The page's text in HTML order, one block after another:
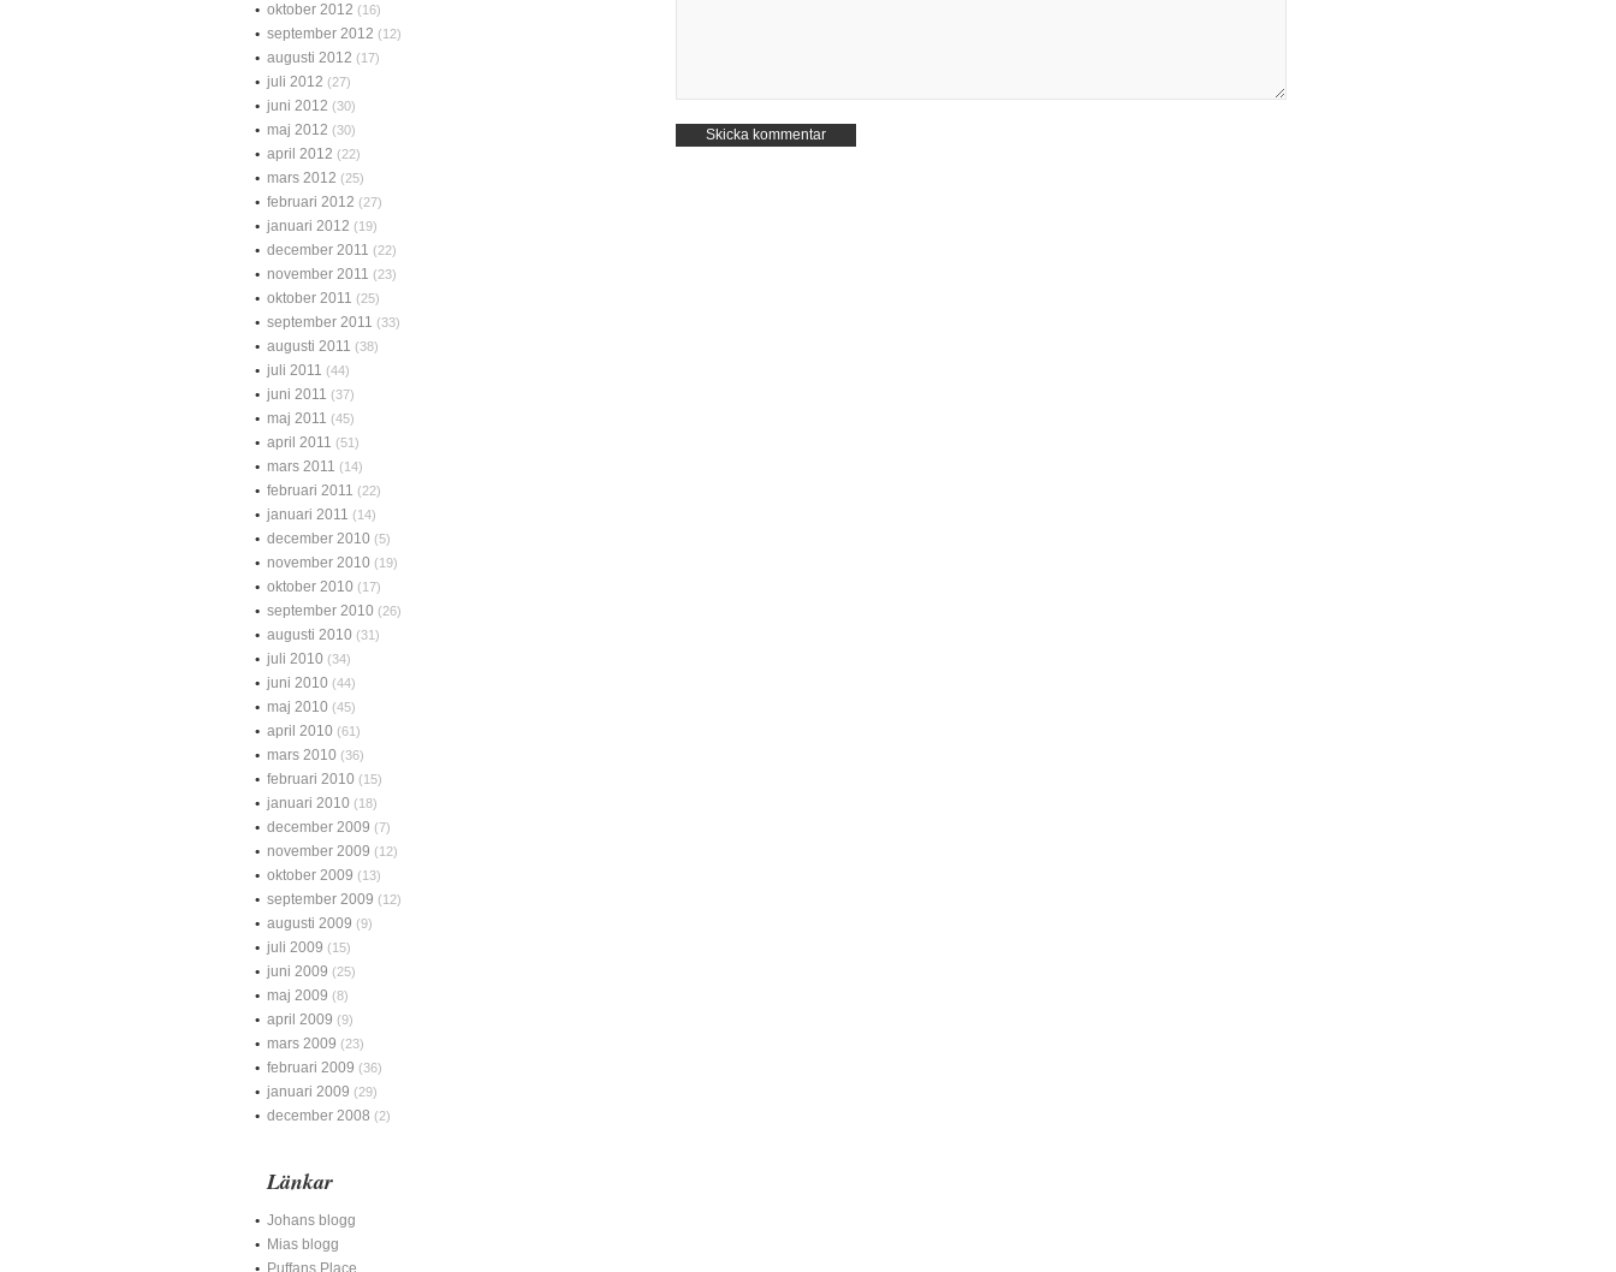
oktober 2012 (16)
september 2012 (12)
augusti 2012 (17)
juli 2012 (27)
juni 2012 (30)
maj 2012 (30)
april 2012 (22)
mars 2012 (25)
februari 2012 (27)
januari 2012 (19)
december 2011 (22)
november 2011 (23)
oktober 2011 (25)
september 2011 (33)
augusti 2011 (38)
juli 2011 (44)
juni 2011 (37)
maj 2011 (45)
april 2011 (51)
mars 2011 (14)
februari 2011 (22)
januari 2011 (14)
december 2010 (5)
november 2010 (19)
oktober 2010 (17)
september 2010 (26)
augusti 2010 (31)
juli 2010 (34)
juni 2010 (44)
maj 2010 (45)
april 2010 (61)
mars 2010 (36)
februari 2010 (15)
januari 2010 (18)
december 2009 (7)
november 2009 (12)
oktober 2009 (13)
september 2009 (12)
augusti 2009 (9)
juli 2009 (15)
juni 2009 (25)
maj 2009 (8)
april 2009 (9)
mars 2009 (23)
februari 2009 (36)
januari 2009 (29)
december 2008 (2)
Länkar
Johans blogg
Mias blogg
Puffans Place